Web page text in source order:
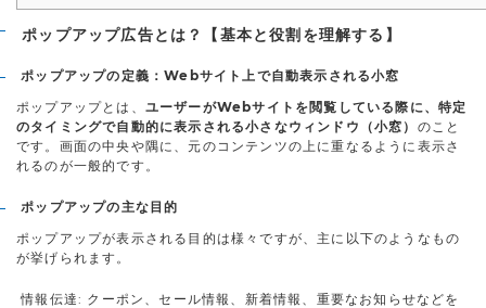
ポップアップ広告とは？【基本と役割を理解する】
ポップアップの定義：Webサイト上で自動表示される小窓
ポップアップとは、 ユーザーがWebサイトを閲覧している際に、特定
のタイミングで自動的に表示される小さなウィンドウ（小窓） のこと
です。画面の中央や隅に、元のコンテンツの上に重なるように表示さ
れるのが一般的です。
ポップアップの主な目的
ポップアップが表示される目的は様々ですが、主に以下のようなもの
が挙げられます。
情報伝達: クーポン、セール情報、新着情報、重要なお知らせなどを